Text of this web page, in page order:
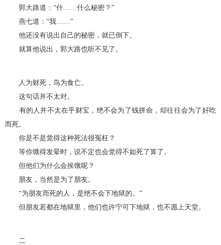
郭大路道：“什……什么秘密？”
燕七道：“我……”
他还没有说出自己的秘密，就已倒下。
就算他说出，郭大路也听不见了。
人为财死，鸟为食亡。
这句话并不太对。
有的人并不太在乎财宝，绝不会为了钱拼命，却往往会为了好吃
而死。
你是不是觉得这种死法很冤枉？
等你饿得发晕时，说不定也会觉得不如死了算了。
但他们为什么会挨饿呢？
朋友，当然是为了朋友。
“为朋友而死的人，是绝不会下地狱的。”
但朋友若都在地狱里，他们也许宁可下地狱，也不愿上天堂。
二